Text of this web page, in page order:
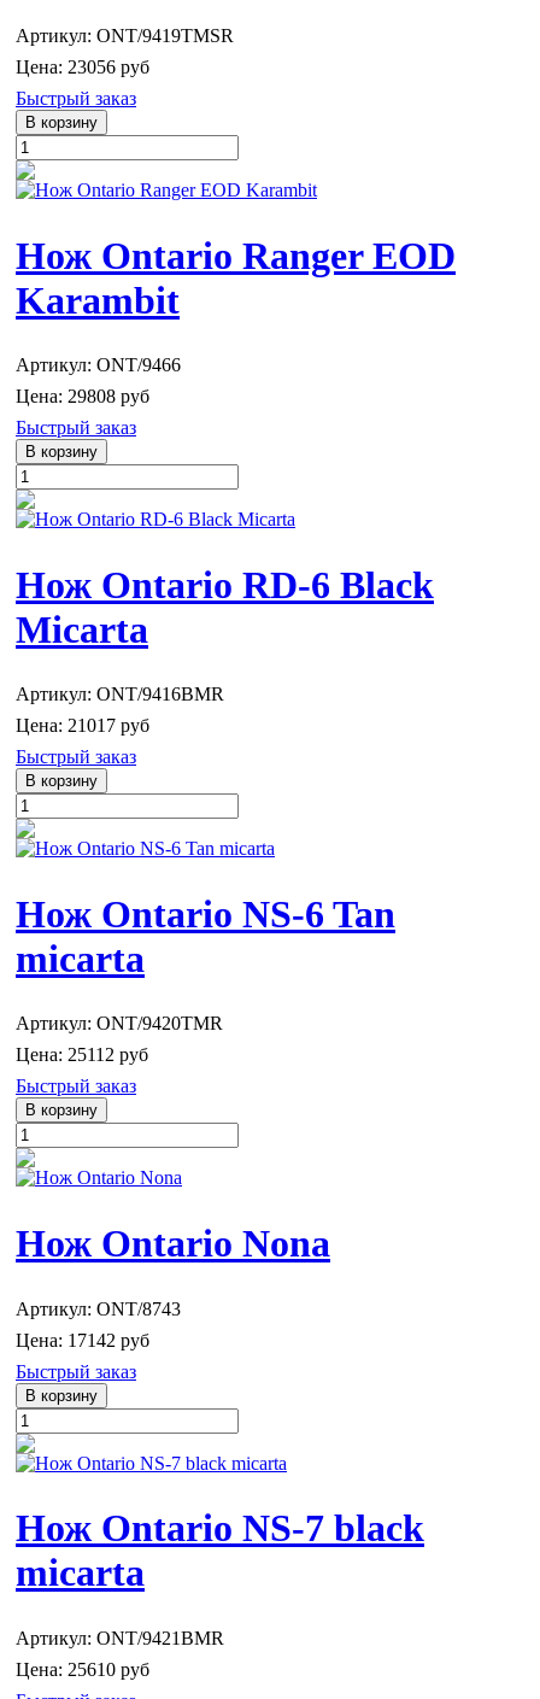
Артикул: ONT/9419TMSR
Цена: 23056 руб
Быстрый заказ
Нож Ontario Ranger EOD
Karambit
Артикул: ONT/9466
Цена: 29808 руб
Быстрый заказ
Нож Ontario RD-6 Black
Micarta
Артикул: ONT/9416BMR
Цена: 21017 руб
Быстрый заказ
Нож Ontario NS-6 Tan
micarta
Артикул: ONT/9420TMR
Цена: 25112 руб
Быстрый заказ
Нож Ontario Nona
Артикул: ONT/8743
Цена: 17142 руб
Быстрый заказ
Нож Ontario NS-7 black
micarta
Артикул: ONT/9421BMR
Цена: 25610 руб